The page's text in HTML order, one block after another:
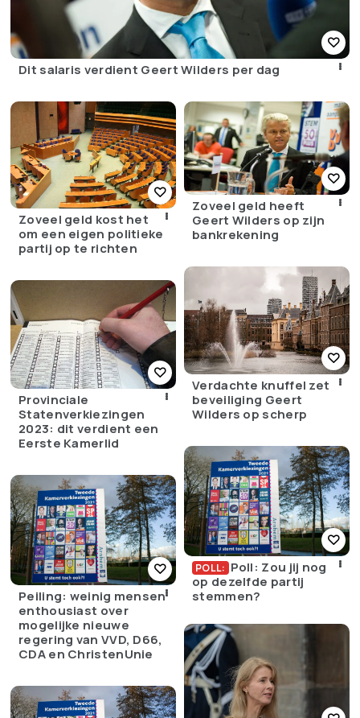
Dit salaris verdient Geert Wilders per dag
Zoveel geld kost het
om een eigen politieke
partij op te richten
Zoveel geld heeft
Geert Wilders op zijn
bankrekening
Verdachte knuffel zet
beveiliging Geert
Wilders op scherp
Provinciale
Statenverkiezingen
2023: dit verdient een
Eerste Kamerlid
POLL: Poll: Zou jij nog
op dezelfde partij
stemmen?
Peiling: weinig mensen
enthousiast over
mogelijke nieuwe
regering van VVD, D66,
CDA en ChristenUnie